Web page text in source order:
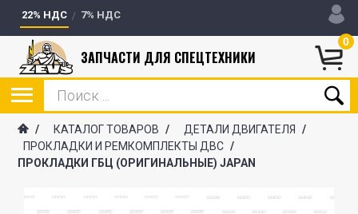
22% НДС 7% НДС
0
ЗАПЧАСТИ ДЛЯ СПЕЦТЕХНИКИ
/ КАТАЛОГ ТОВАРОВ / ДЕТАЛИ ДВИГАТЕЛЯ
/
ПРОКЛАДКИ И РЕМКОМПЛЕКТЫ ДВС /
ПРОКЛАДКИ ГБЦ (ОРИГИНАЛЬНЫЕ) JAPAN